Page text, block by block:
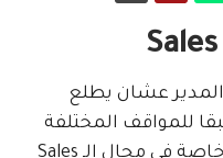
عشان يطلع
للمواقف المختلفة
والنتايج بتكون واضحة وسريعة خاصة فى مجال الـ Sales